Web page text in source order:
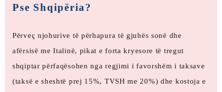
Pse Shqipëria?
Përveç njohurive të përhapura të gjuhës sonë dhe
afërsisë me Italinë, pikat e forta kryesore të tregut
shqiptar përfaqësohen nga regjimi i favorshëm i taksave
(taksë e sheshtë prej 15%, TVSH me 20%) dhe kostoja e